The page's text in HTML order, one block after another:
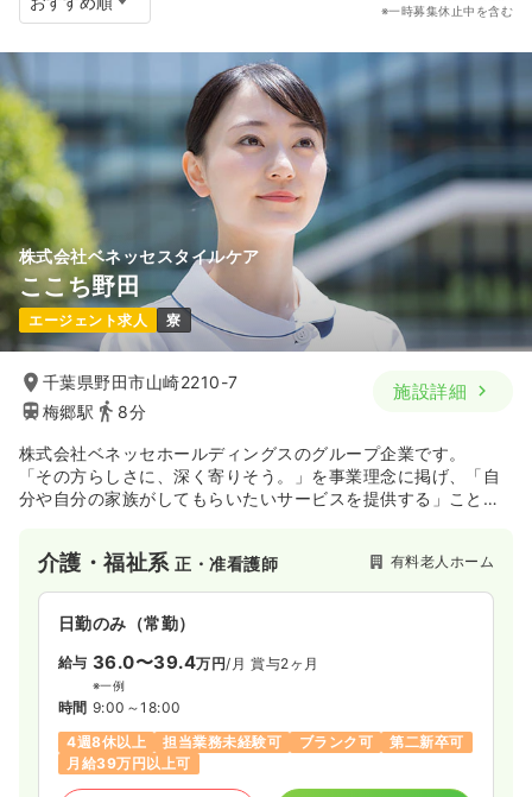
※一時募集休止中を含む
株式会社ベネッセスタイルケア
ここち野田
エージェント求人 寮
千葉県野田市山崎2210-7
梅郷駅
8分
施設詳細
株式会社ベネッセホールディングスのグループ企業です。
「その方らしさに、深く寄りそう。」を事業理念に掲げ、「自
分や自分の家族がしてもらいたいサービスを提供する」ことを
は国内最多を誇ります。
介護・福祉系正・准看護師 有料老人ホーム
日勤のみ（常勤）
給与 36.0〜39.4万円/月 賞与2ヶ月
※一例
時間 9:00～18:00
4週8休以上
担当業務未経験可 ブランク可
第二新卒可
月給39万円以上可